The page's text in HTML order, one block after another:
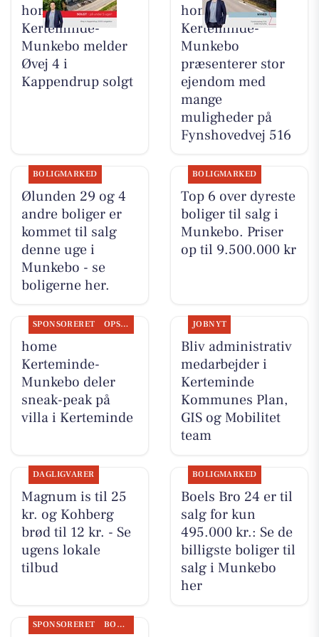
home
Kerteminde-
Munkebo melder
Øvej 4 i
Kappendrup solgt
home
Kerteminde-
Munkebo
præsenterer stor
ejendom med
mange
muligheder på
Fynshovedvej 516
BOLIGMARKED
Ølunden 29 og 4
andre boliger er
kommet til salg
denne uge i
Munkebo - se
boligerne her.
BOLIGMARKED
Top 6 over dyreste
boliger til salg i
Munkebo. Priser
op til 9.500.000 kr
SPONSORERET OPSLAGSTAVLEN
home
Kerteminde-
Munkebo deler
sneak-peak på
villa i Kerteminde
JOBNYT
Bliv administrativ
medarbejder i
Kerteminde
Kommunes Plan,
GIS og Mobilitet
team
DAGLIGVARER
Magnum is til 25
kr. og Kohberg
brød til 12 kr. - Se
ugens lokale
tilbud
BOLIGMARKED
Boels Bro 24 er til
salg for kun
495.000 kr.: Se de
billigste boliger til
salg i Munkebo
her
SPONSORERET BOLIGMARKED